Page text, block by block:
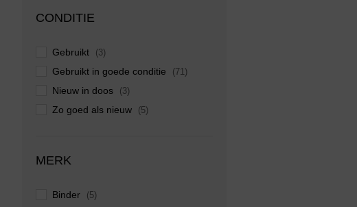
CONDITIE
Gebruikt (3)
Gebruikt in goede conditie (71)
Nieuw in doos (3)
Zo goed als nieuw (5)
MERK
Binder (5)